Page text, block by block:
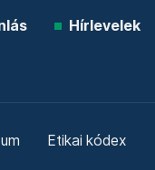
Hírlevelek
Etikai kódex